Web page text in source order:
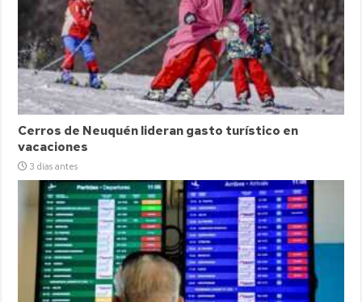
Cerros de Neuquén lideran gasto turístico en
vacaciones
3 días antes